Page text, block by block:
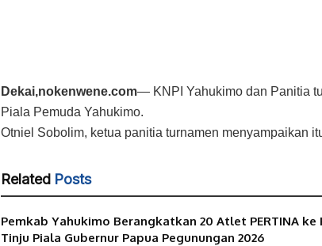
Dekai,nokenwene.com— KNPI Yahukimo dan Panitia
Piala Pemuda Yahukimo.
Otniel Sobolim, ketua panitia turnamen menyampaikan
Related Posts
Pemkab Yahukimo Berangkatkan 20 Atlet PERTINA ke
Tinju Piala Gubernur Papua Pegunungan 2026